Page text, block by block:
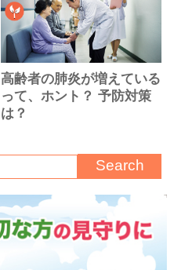
高齢者の肺炎が増えている
って、ホント？ 予防対策
は？